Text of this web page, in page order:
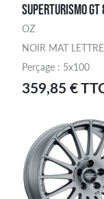
SUPERTURISMO
OZ
NOIR MAT
Perçage : 5x100
359,85 €